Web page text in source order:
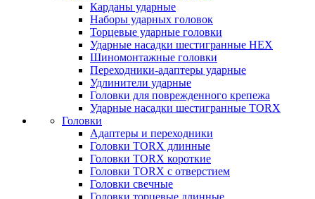
Карданы ударные
Наборы ударных головок
Торцевые ударные головки
Ударные насадки шестигранные HEX
Шиномонтажные головки
Переходники-адаптеры ударные
Удлинители ударные
Головки для поврежденного крепежа
Ударные насадки шестигранные TORX
Головки
Адаптеры и переходники
Головки TORX длинные
Головки TORX короткие
Головки TORX с отверстием
Головки свечные
Головки торцевые длинные